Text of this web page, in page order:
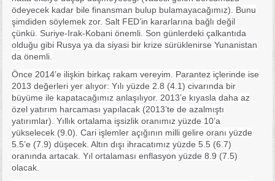
ödeyecek kadar bile finansman bulup bulamayacağımız). Bunu
şimdiden söylemek zor. Salt FED’in kararlarına bağlı değil
çünkü. Suriye-Irak-Kobani önemli. Son günlerdeki çalkantıda
olduğu gibi Rusya ya da siyasi bir krize sürüklenirse Yunanistan
da önemli.
Önce 2014’e ilişkin birkaç rakam vereyim. Parantez içlerinde ise
2013 değerleri yer alıyor: Yılı yüzde 2.8 (4.1) civarında bir
büyüme ile kapatacağımız anlaşılıyor. 2013’e kıyasla daha az
özel yatırım harcaması yapılacak (2013’te de azalmıştı
yatırımlar). Yıllık ortalama işsizlik oranımız yüzde 10’a
yükselecek (9.0). Cari işlemler açığının milli gelire oranı yüzde
5.5’e (7.9) düşecek. Altın dışı ihracatımız yüzde 5.5 (6.7)
oranında artacak. Yıl ortalaması enflasyon yüzde 8.9 (7.5)
olacak.